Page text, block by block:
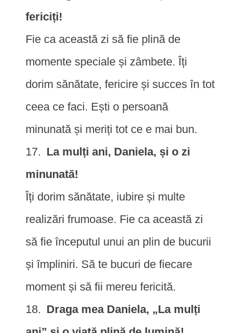
fericiți!
Fie ca această zi să fie plină de
momente speciale și zâmbete. Îți
dorim sănătate, fericire și succes în tot
ceea ce faci. Ești o persoană
minunată și meriți tot ce e mai bun.
La mulți ani, Daniela, și o zi
minunată!
Îți dorim sănătate, iubire și multe
realizări frumoase. Fie ca această zi
să fie începutul unui an plin de bucurii
și împliniri. Să te bucuri de fiecare
moment și să fii mereu fericită.
Draga mea Daniela, „La mulți